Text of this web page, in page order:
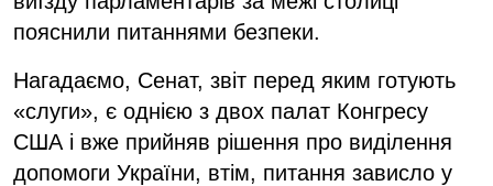
пояснили питаннями безпеки.
Нагадаємо, Сенат, звіт перед яким готують
«слуги», є однією з двох палат Конгресу
США і вже прийняв рішення про виділення
допомоги України, втім, питання зависло у